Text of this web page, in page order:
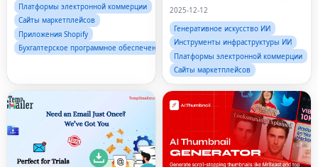
Платформы электронной коммерции
Сайты маркетплейсов
Приложения Shopify
Бухгалтерское программное обеспечение
брендов с помощью искусственного
2025-12-12
Генеративное искусство ИИ
Инструменты инфраструктуры ИИ
Платформы электронной коммерции
Сайты маркетплейсов